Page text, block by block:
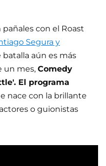
con el Roast
Segura y
batalla aún es más
un mes, Comedy
El programa
nace con la brillante
o guionistas